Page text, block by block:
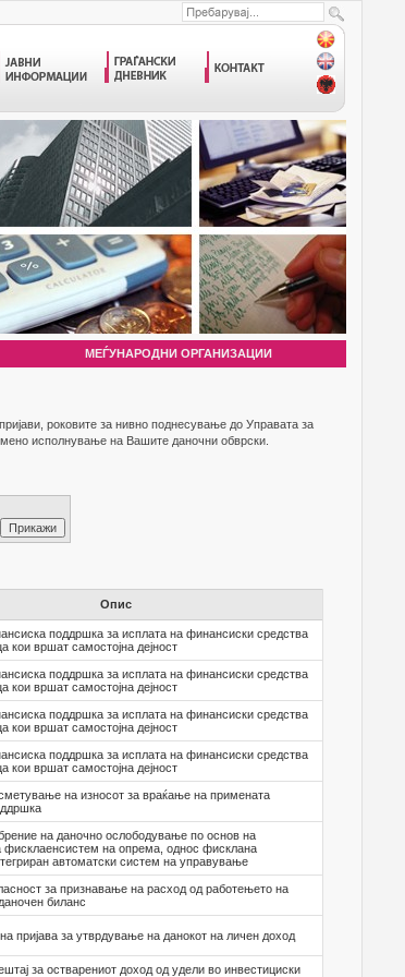
МЕЃУНАРОДНИ ОРГАНИЗАЦИИ
роковите за нивно поднесување до Управата за
исполнување на Вашите даночни обврски.
Опис
поддршка за исплата на финансиски средства
кои вршат самостојна дејност
поддршка за исплата на финансиски средства
кои вршат самостојна дејност
поддршка за исплата на финансиски средства
кои вршат самостојна дејност
поддршка за исплата на финансиски средства
кои вршат самостојна дејност
на износот за враќање на примената
на даночно ослободување по основ на
фисклаенсистем на опрема, однос фисклана
автоматски систем на управување
за признавање на расход од работењето на
биланс
пријава за утврдување на данокот на личен доход
за остварениот доход од удели во инвестициски